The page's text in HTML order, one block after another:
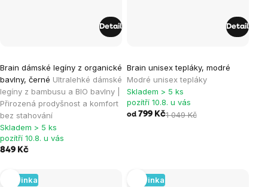
Brain dámské legíny z organické
bavlny, černé Ultralehké dámské
legíny z bambusu a BIO bavlny |
Přirozená prodyšnost a komfort
bez stahování
hodnocení
produktu
je
5,0
z
5
Skladem > 5 ks
pozítří 10.8. u vás
849 Kč
Detail
Brain unisex tepláky, modré
Modré unisex tepláky
Skladem > 5 ks
pozítří 10.8. u vás
od 799 Kč1 049 Kč
Detail
Novinka Novinka